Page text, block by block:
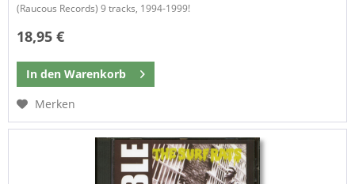
(Raucous Records) 9 tracks, 1994-1999!
18,95 €
In den Warenkorb
Merken